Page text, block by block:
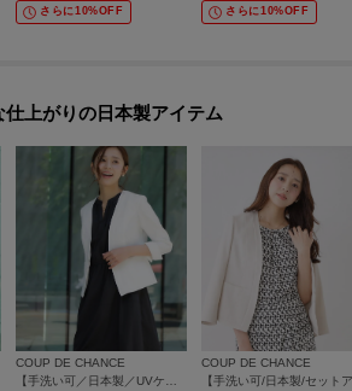
さらに10%OFF さらに10%OFF
仕上がりの日本製アイテム
COUP DE CHANCE
COUP DE CHANCE